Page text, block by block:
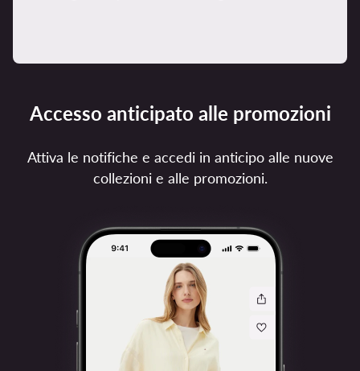
Accesso anticipato alle promozioni
Attiva le notifiche e accedi in anticipo alle nuove
collezioni e alle promozioni.